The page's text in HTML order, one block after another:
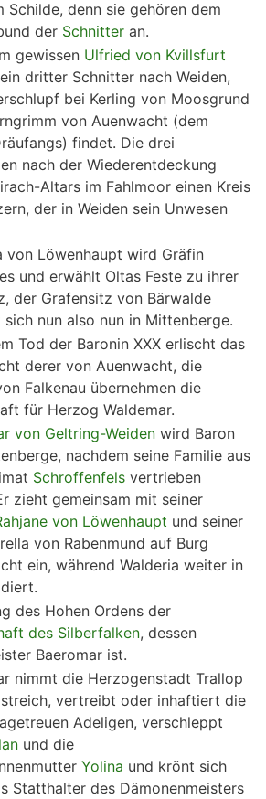
Schilde, denn sie gehören dem
der Schnitter an.
gewissen Ulfried von Kvillsfurt
dritter Schnitter nach Weiden,
bei Kerling von Moosgrund
von Auenwacht (dem
findet. Die drei
nach der Wiederentdeckung
Altars im Fahlmoor einen Kreis
der in Weiden sein Unwesen
von Löwenhaupt wird Gräfin
und erwählt Oltas Feste zu ihrer
der Grafensitz von Bärwalde
nun also nun in Mittenberge.
Tod der Baronin XXX erlischt das
derer von Auenwacht, die
Falkenau übernehmen die
für Herzog Waldemar.
von Geltring-Weiden wird Baron
nachdem seine Familie aus
Schroffenfels vertrieben
zieht gemeinsam mit seiner
von Löwenhaupt und seiner
von Rabenmund auf Burg
ein, während Walderia weiter in
des Hohen Ordens der
des Silberfalken, dessen
Baeromar ist.
nimmt die Herzogenstadt Trallop
vertreibt oder inhaftiert die
Adeligen, verschleppt
und die
Yolina und krönt sich
Statthalter des Dämonenmeisters